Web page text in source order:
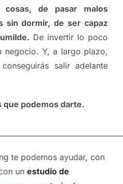
cosas, de pasar malos
sin dormir, de ser capaz
De invertir lo poco
negocio. Y, a largo plazo,
salir adelante
que podemos darte.
te podemos ayudar, con
un estudio de